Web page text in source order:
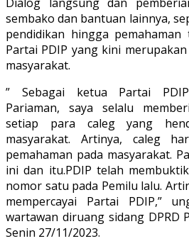
sembako dan bantuan lainnya,
pendidikan hingga
Partai PDIP yang kini
masyarakat.
” Sebagai ketua Partai
Pariaman, saya selalu
setiap para caleg yang
masyarakat. Artinya, caleg
pemahaman pada masyarakat.
ini dan itu.PDIP telah
nomor satu pada Pemilu lalu.
mempercayai Partai PDIP,”
wartawan diruang sidang DPRD
Senin 27/11/2023.